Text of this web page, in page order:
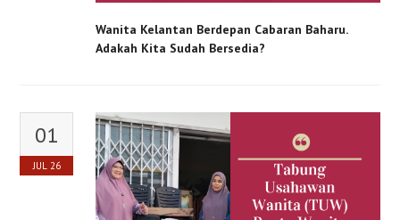
Wanita Kelantan Berdepan Cabaran Baharu.
Adakah Kita Sudah Bersedia?
01
JUL 26